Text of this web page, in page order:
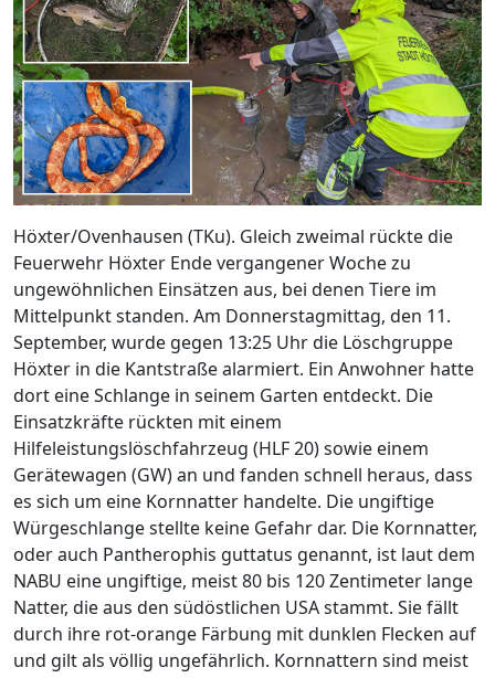
Höxter/Ovenhausen (TKu). Gleich zweimal rückte die
Feuerwehr Höxter Ende vergangener Woche zu
ungewöhnlichen Einsätzen aus, bei denen Tiere im
Mittelpunkt standen. Am Donnerstagmittag, den 11.
September, wurde gegen 13:25 Uhr die Löschgruppe
Höxter in die Kantstraße alarmiert. Ein Anwohner hatte
dort eine Schlange in seinem Garten entdeckt. Die
Einsatzkräfte rückten mit einem
Hilfeleistungslöschfahrzeug (HLF 20) sowie einem
Gerätewagen (GW) an und fanden schnell heraus, dass
es sich um eine Kornnatter handelte. Die ungiftige
Würgeschlange stellte keine Gefahr dar. Die Kornnatter,
oder auch Pantherophis guttatus genannt, ist laut dem
NABU eine ungiftige, meist 80 bis 120 Zentimeter lange
Natter, die aus den südöstlichen USA stammt. Sie fällt
durch ihre rot-orange Färbung mit dunklen Flecken auf
und gilt als völlig ungefährlich. Kornnattern sind meist